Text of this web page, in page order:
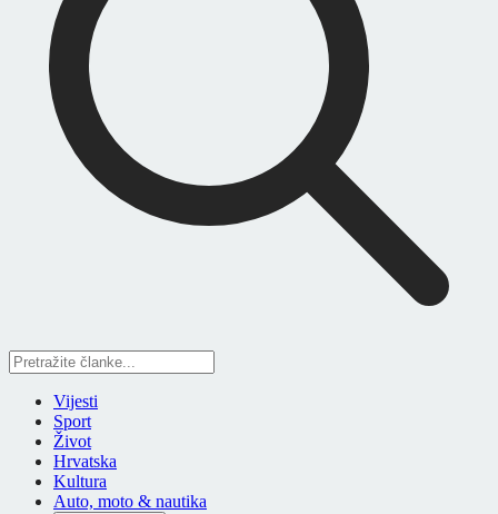
Vijesti
Sport
Život
Hrvatska
Kultura
Auto, moto & nautika